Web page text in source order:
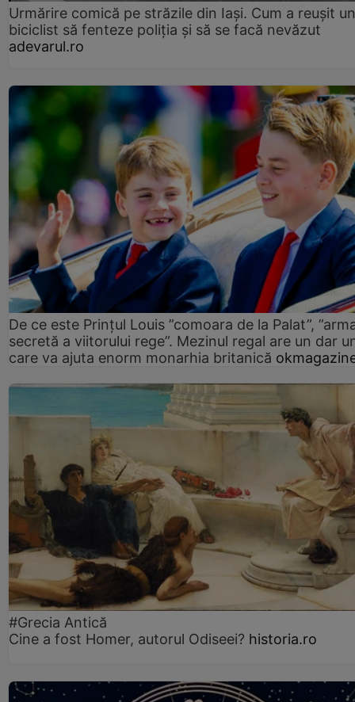
Urmărire comică pe străzile din Iași. Cum a reușit un
biciclist să fenteze poliția și să se facă nevăzut
adevarul.ro
De ce este Prințul Louis ”comoara de la Palat”,
secretă a viitorului rege”. Mezinul regal are un dar
care va ajuta enorm monarhia britanică
#Grecia Antică
Cine a fost Homer, autorul Odiseei? historia.ro